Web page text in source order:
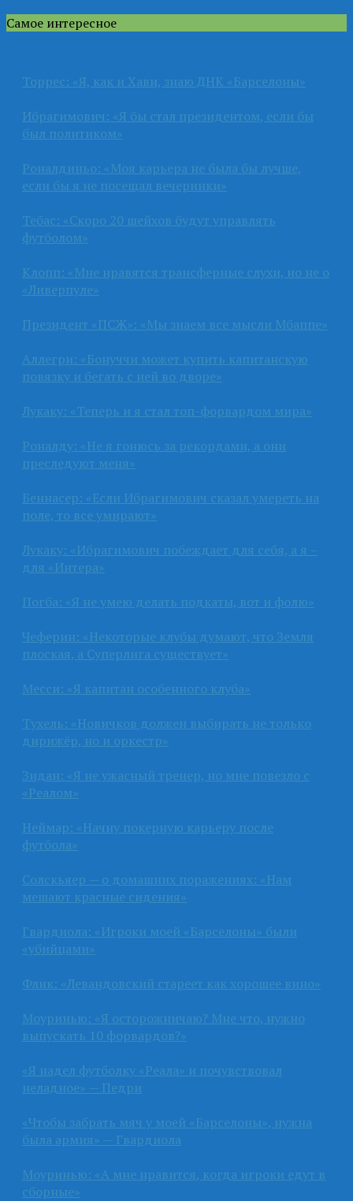
Самое интересное
Торрес: «Я, как и Хави, знаю ДНК «Барселоны»
Ибрагимович: «Я бы стал президентом, если бы
был политиком»
Роналдиньо: «Моя карьера не была бы лучше,
если бы я не посещал вечеринки»
Тебас: «Скоро 20 шейхов будут управлять
футболом»
Клопп: «Мне нравятся трансферные слухи, но не о
«Ливерпуле»
Президент «ПСЖ»: «Мы знаем все мысли Мбаппе»
Аллегри: «Бонуччи может купить капитанскую
повязку и бегать с ней во дворе»
Лукаку: «Теперь и я стал топ-форвардом мира»
Роналду: «Не я гонюсь за рекордами, а они
преследуют меня»
Беннасер: «Если Ибрагимович сказал умереть на
поле, то все умирают»
Лукаку: «Ибрагимович побеждает для себя, а я –
для «Интера»
Погба: «Я не умею делать подкаты, вот и фолю»
Чеферин: «Некоторые клубы думают, что Земля
плоская, а Суперлига существует»
Месси: «Я капитан особенного клуба»
Тухель: «Новичков должен выбирать не только
дирижёр, но и оркестр»
Зидан: «Я не ужасный тренер, но мне повезло с
«Реалом»
Неймар: «Начну покерную карьеру после
футбола»
Солскьяер — о домашних поражениях: «Нам
мешают красные сидения»
Гвардиола: «Игроки моей «Барселоны» были
«убийцами»
Флик: «Левандовский стареет как хорошее вино»
Моуринью: «Я осторожничаю? Мне что, нужно
выпускать 10 форвардов?»
«Я надел футболку «Реала» и почувствовал
неладное» — Педри
«Чтобы забрать мяч у моей «Барселоны», нужна
была армия» — Гвардиола
Моуринью: «А мне нравится, когда игроки едут в
сборные»